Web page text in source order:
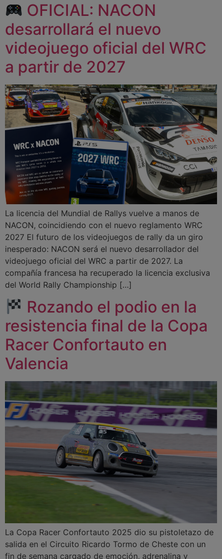
OFICIAL: NACON
desarrollará el nuevo
videojuego oficial del WRC
a partir de 2027
La licencia del Mundial de Rallys vuelve a manos de
NACON, coincidiendo con el nuevo reglamento WRC
2027 El futuro de los videojuegos de rally da un giro
inesperado: NACON será el nuevo desarrollador del
videojuego oficial del WRC a partir de 2027. La
compañía francesa ha recuperado la licencia exclusiva
del World Rally Championship […]
Rozando el podio en la
resistencia final de la Copa
Racer Confortauto en
Valencia
La Copa Racer Confortauto 2025 dio su pistoletazo de
salida en el Circuito Ricardo Tormo de Cheste con un
fin de semana cargado de emoción, adrenalina y